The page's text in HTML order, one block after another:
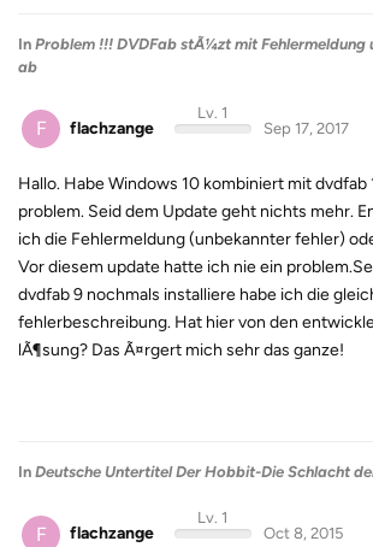
In Problem !!! DVDFab stÃ¼zt mit Fehlermeldung
ab
F flachzange
Lv. 1
Sep 17, 2017
Hallo. Habe Windows 10 kombiniert mit dvdfab
problem. Seid dem Update geht nichts mehr.
ich die Fehlermeldung (unbekannter fehler)
Vor diesem update hatte ich nie ein
dvdfab 9 nochmals installiere habe ich die
fehlerbeschreibung. Hat hier von den
lÃ¶sung? Das Ã¤rgert mich sehr das ganze!
In Deutsche Untertitel Der Hobbit-Die Schlacht
F flachzange
Lv. 1
Oct 8, 2015